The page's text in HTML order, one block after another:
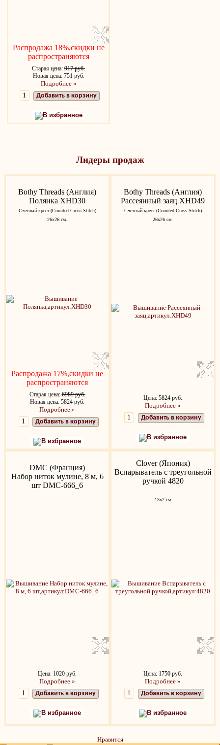
Распродажа 18%,скидки не
распространяются
Старая цена: 917 руб.
Новая цена: 751 руб.
Подробнее »
Добавить в корзину
В избранное
Лидеры продаж
Bothy Threads (Англия)
Полянка XHD30
Счетный крест (Counted Cross Stitch)
26х26 см.
Распродажа 17%,скидки не
распространяются
Старая цена:6989 руб.
Новая цена: 5824 руб.
Подробнее »
Добавить в корзину
В избранное
Bothy Threads (Англия)
Рассеянный заяц XHD49
Счетный крест (Counted Cross Stitch)
26х26 см.
Цена: 5824 руб.
Подробнее »
Добавить в корзину
В избранное
DMC (Франция)
Набор ниток мулине, 8 м, 6
шт DMC-666_6
Цена: 1020 руб.
Подробнее »
Добавить в корзину
В избранное
Clover (Япония)
Вспарыватель с треугольной
ручкой 4820
13x2 см
Цена: 1750 руб.
Подробнее »
Добавить в корзину
В избранное
Нравится